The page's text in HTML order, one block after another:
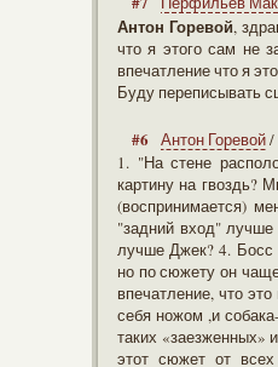
Антон Горевой,
что я этого сам не
впечатление что я
Буду переписывать
#6 Антон Горевой/
1. "На стене
картину на гвоздь?
(воспринимается)
"задний вход"
лучше Джек? 4. Босс
но по сюжету он
впечатление, что
себя ножом ,и
таких «заезженных»
этот сюжет от всех